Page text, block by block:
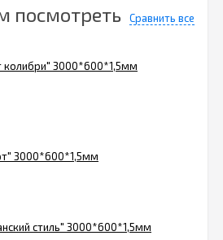
посмотреть Сравнить все
колибри" 3000*600*1,5мм
3000*600*1,5мм
стиль" 3000*600*1,5мм